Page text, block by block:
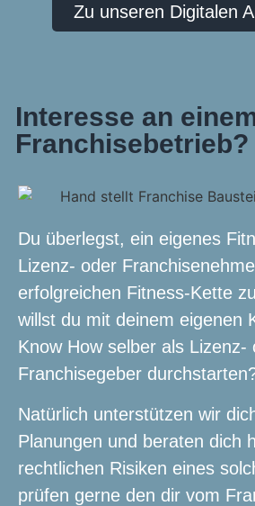
Zu unseren Digitalen
Interesse an
Franchisebetrieb?
Du überlegst, ein eigenes
Lizenz- oder
erfolgreichen Fitness-Kette
willst du mit deinem eigenen
Know How selber als Lizenz-
Franchisegeber
Natürlich unterstützen wir
Planungen und beraten dich
rechtlichen Risiken eines
prüfen gerne den dir vom